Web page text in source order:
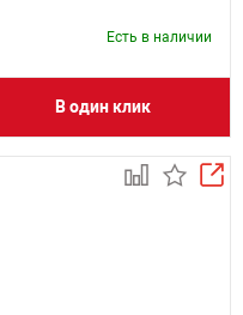
Есть в наличии
В один клик